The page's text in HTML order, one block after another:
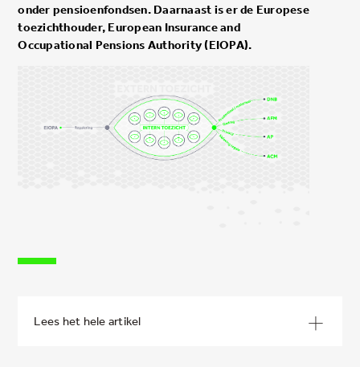
onder pensioenfondsen. Daarnaast is er de Europese
toezichthouder, European Insurance and
Occupational Pensions Authority (EIOPA).